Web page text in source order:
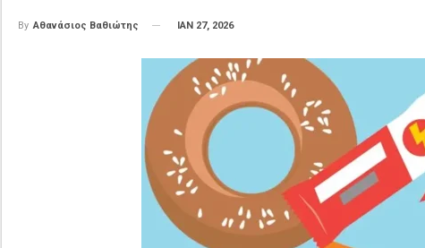
By Αθανάσιος Βαθιώτης ΙΑΝ 27, 2026